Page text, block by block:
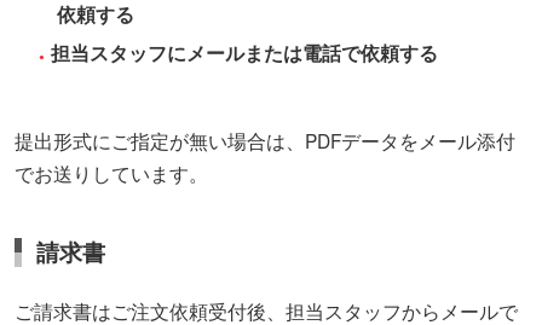
依頼する
担当スタッフにメールまたは電話で依頼する
提出形式にご指定が無い場合は、PDFデータをメール添付
でお送りしています。
請求書
ご請求書はご注文依頼受付後、担当スタッフからメールで